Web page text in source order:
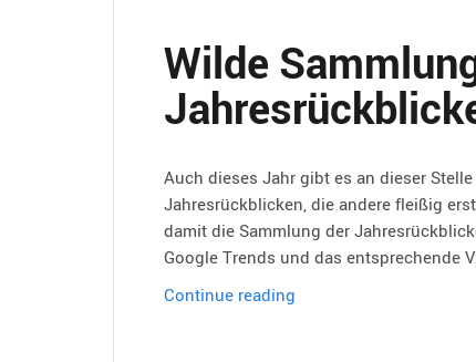
Wilde
Auch dieses Jahr gibt es an dieser
Jahresrückblicken, die andere fleißig
damit die Sammlung der
Google Trends und das entsprechende
Continue reading